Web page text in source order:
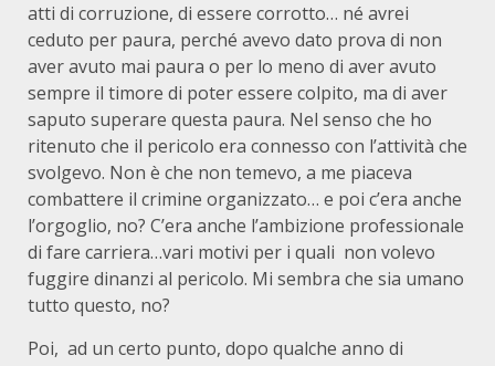
atti di corruzione, di essere corrotto… né avrei
ceduto per paura, perché avevo dato prova di non
aver avuto mai paura o per lo meno di aver avuto
sempre il timore di poter essere colpito, ma di aver
saputo superare questa paura. Nel senso che ho
ritenuto che il pericolo era connesso con l’attività che
svolgevo. Non è che non temevo, a me piaceva
combattere il crimine organizzato… e poi c’era anche
l’orgoglio, no? C’era anche l’ambizione professionale
di fare carriera…vari motivi per i quali non volevo
fuggire dinanzi al pericolo. Mi sembra che sia umano
tutto questo, no?
Poi, ad un certo punto, dopo qualche anno di